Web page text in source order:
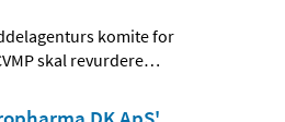
komite for
skal revurdere…